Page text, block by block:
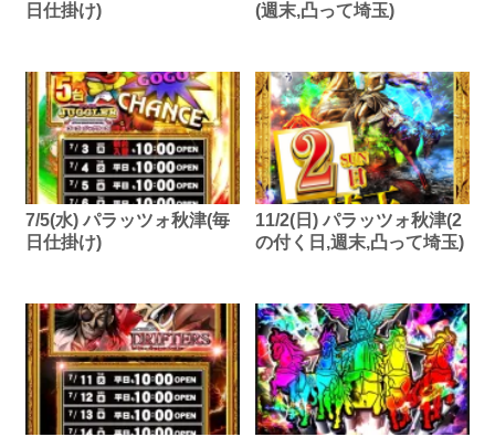
日仕掛け)
(週末,凸って埼玉)
7/5(水) パラッツォ秋津(毎
日仕掛け)
11/2(日) パラッツォ秋津(2
の付く日,週末,凸って埼玉)